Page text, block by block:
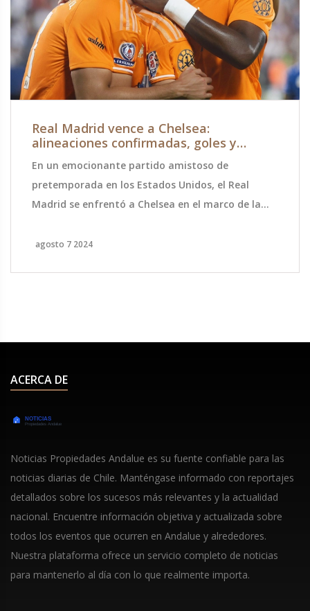
Real Madrid vence a Chelsea:
alineaciones confirmadas, goles y
videos del amistoso en la Soccer
Champions Tour
En un emocionante partido amistoso de
pretemporada en los Estados Unidos, el Real
Madrid se enfrentó a Chelsea en el marco de la
con la joven promesa brasileña Endrick, logró una
agosto 7 2024
ACERCA DE
Noticias Propiedades Andalue es su fuente confiable para las
noticias diarias de Chile. Manténgase informado con reportajes
detallados sobre los sucesos más relevantes y la actualidad
nacional. Encuentre información objetiva y actualizada sobre
todos los eventos que ocurren en Andalue y alrededores.
Nuestra plataforma ofrece un servicio completo de noticias
para mantenerlo al día con lo que realmente importa.